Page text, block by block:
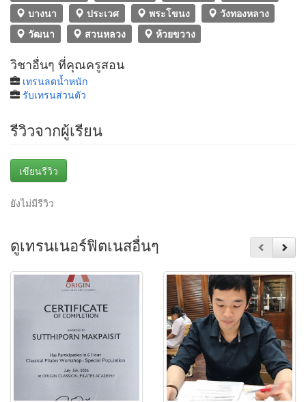
บางนา
ประเวศ พระโขนง
วังทองหลาง
วัฒนา
สวนหลวง ห้วยขวาง
วิชาอื่นๆ ที่คุณครูสอน
เทรนลดน้ำหนัก
รับเทรนส่วนตัว
รีวิวจากผู้เรียน
เขียนรีวิว
ยังไม่มีรีวิว
ดูเทรนเนอร์ฟิตเนสอื่นๆ